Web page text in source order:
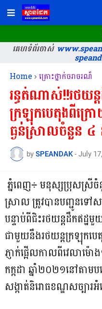
គេហទំព័រចាស់
Home គ្រោះថ្នាក់ចរាចរណ៏
រន្ធត់ណាស់!!រថយន្
ក្រឡុកបេតុងពីក្រ
ធ្ងន់ស្រាលចំនួន ៤
by SPEANDAK - July
ភ្នំពេញ÷ មនុស្សប្រុសស្រីចំ
ស្រាល ត្រូវបានបញ្ជូនទៅសង្
បន្ទាប់ពីជិះរថយន្ដដឹកឥដ្ឋ
ជាមួយនឹងរថយន្ត​ក្រឡុកបេ
ភ្ញាក់ផ្អើលកាលពីវេលាម៉
កក្កដា ឆ្នាំ២០២១នៅតាម
សង្កាត់និរោធខណ្ឌសច្បារអំ